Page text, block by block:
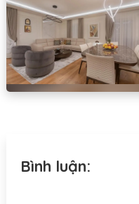
Bình luận: